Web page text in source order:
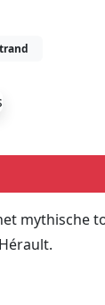
mythische